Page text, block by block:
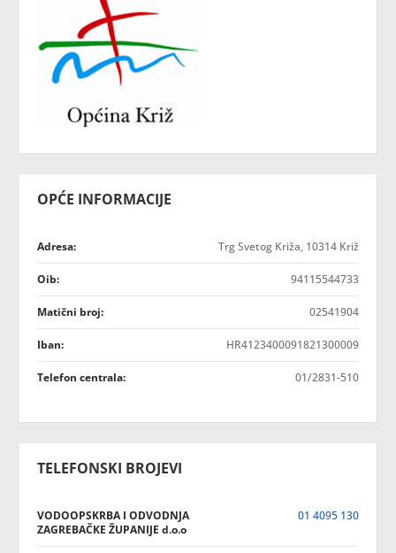
OPĆE INFORMACIJE
Adresa: Trg Svetog Križa, 10314 Križ
Oib: 94115544733
Matični broj: 02541904
Iban: HR4123400091821300009
Telefon centrala: 01/2831-510
TELEFONSKI BROJEVI
VODOOPSKRBA I ODVODNJA
ZAGREBAČKE ŽUPANIJE d.o.o
01 4095 130